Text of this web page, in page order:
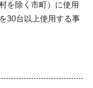
を除く市町）に使用
30台以上使用する事